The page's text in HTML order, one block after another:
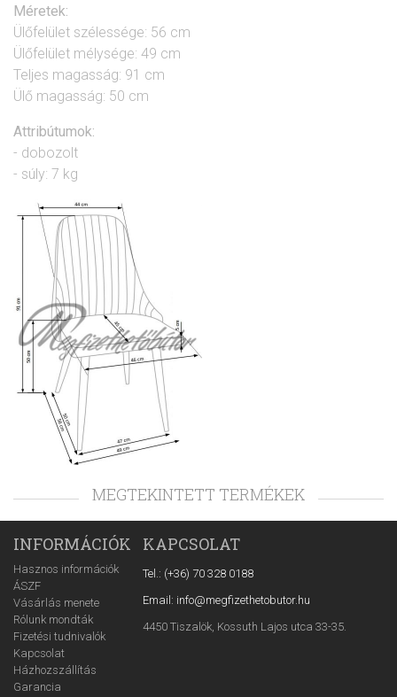
Méretek:
Ülőfelület szélessége: 56 cm
Ülőfelület mélysége: 49 cm
Teljes magasság: 91 cm
Ülő magasság: 50 cm
Attribútumok:
- dobozolt
- súly: 7 kg
MEGTEKINTETT TERMÉKEK
INFORMÁCIÓK
Hasznos információk
ÁSZF
Vásárlás menete
Rólunk mondták
Fizetési tudnivalók
Kapcsolat
Házhozszállítás
Garancia
KAPCSOLAT
Tel.: (+36) 70 328 0188
Email: info@megfizethetobutor.hu
4450 Tiszalök, Kossuth Lajos utca 33-35.